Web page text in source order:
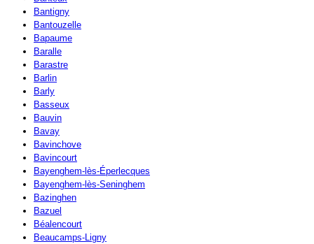
Bantigny
Bantouzelle
Bapaume
Baralle
Barastre
Barlin
Barly
Basseux
Bauvin
Bavay
Bavinchove
Bavincourt
Bayenghem-lès-Éperlecques
Bayenghem-lès-Seninghem
Bazinghen
Bazuel
Béalencourt
Beaucamps-Ligny